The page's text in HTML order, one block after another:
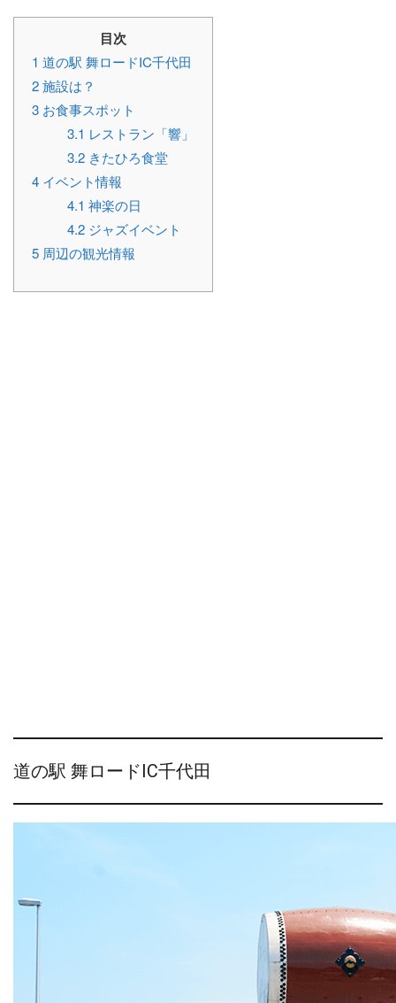
目次
1 道の駅 舞ロードIC千代田
2施設は？
3 お食事スポット
3.1 レストラン「響」
3.2 きたひろ食堂
4 イベント情報
4.1 神楽の日
4.2 ジャズイベント
5 周辺の観光情報
道の駅 舞ロードIC千代田